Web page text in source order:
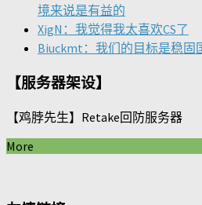
境来说是有益的
XigN：我觉得我太喜欢CS了
Biuckmt：我们的目标是稳固
【服务器架设】
【鸡脖先生】Retake回防服务器
More